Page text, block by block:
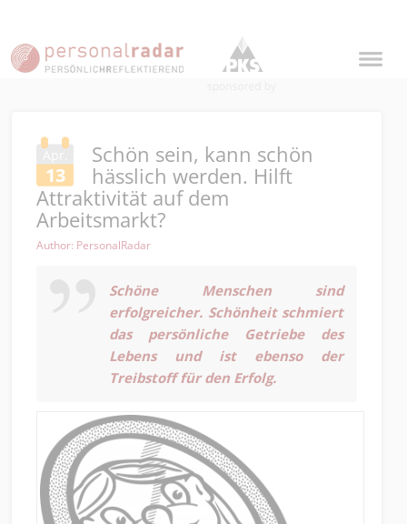
Apr.
13
Schön sein, kann schön
hässlich werden. Hilft
Attraktivität auf dem
Arbeitsmarkt?
Author: PersonalRadar
Schöne Menschen sind
erfolgreicher. Schönheit schmiert
das persönliche Getriebe des
Lebens und ist ebenso der
Treibstoff für den Erfolg.